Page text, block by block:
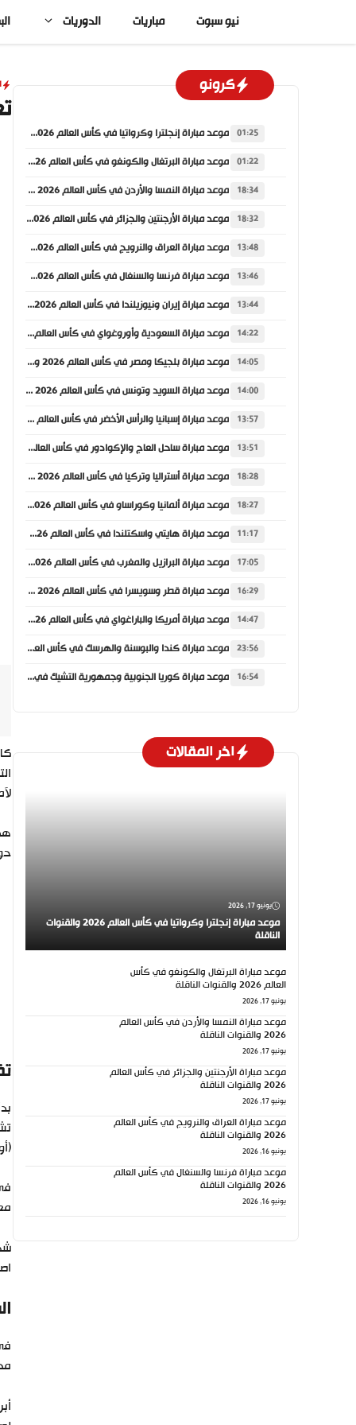
المحتوى
نيو سبوت مباريات الدوريات
كرونو
01:25 موعد مباراة إنجلترا وكرواتيا في كأس العالم 2026 والقنوات الناقلة
01:22 موعد مباراة البرتغال والكونغو في كأس العالم 2026 والقنوات الناقلة
18:34 موعد مباراة النمسا والأردن في كأس العالم 2026 والقنوات الناقلة
18:32 موعد مباراة الأرجنتين والجزائر في كأس العالم 2026 والقنوات الناقلة
13:48 موعد مباراة العراق والنرويج في كأس العالم 2026 والقنوات الناقلة
13:46 موعد مباراة فرنسا والسنغال في كأس العالم 2026 والقنوات الناقلة
13:44 موعد مباراة إيران ونيوزيلندا في كأس العالم 2026 والقنوات الناقلة
14:22 موعد مباراة السعودية وأوروغواي في كأس العالم 2026 والقنوات الناقلة
14:05 موعد مباراة بلجيكا ومصر في كأس العالم 2026 والقنوات الناقلة
14:00 موعد مباراة السويد وتونس في كأس العالم 2026 والقنوات الناقلة
13:57 موعد مباراة إسبانيا والرأس الأخضر في كأس العالم 2026 والقنوات الناقلة
13:51 موعد مباراة ساحل العاج والإكوادور في كأس العالم 2026 والقنوات الناقلة
18:28 موعد مباراة أستراليا وتركيا في كأس العالم 2026 والقنوات الناقلة
18:27 موعد مباراة ألمانيا وكوراساو في كأس العالم 2026 والقنوات الناقلة
11:17 موعد مباراة هايتي واسكتلندا في كأس العالم 2026 والقنوات الناقلة
17:05 موعد مباراة البرازيل والمغرب في كأس العالم 2026 والقنوات الناقلة
16:29 موعد مباراة قطر وسويسرا في كأس العالم 2026 والقنوات الناقلة
14:47 موعد مباراة أمريكا والباراغواي في كأس العالم 2026 والقنوات الناقلة
23:56 موعد مباراة كندا والبوسنة والهرسك في كأس العالم 2026 والقنوات الناقلة
16:54 موعد مباراة كوريا الجنوبية وجمهورية التشيك في كأس العالم 2026 والقنوات الناقلة
اخر المقالات
يونيو 17, 2026
موعد مباراة إنجلترا وكرواتيا في كأس العالم 2026 والقنوات
الناقلة
موعد مباراة البرتغال والكونغو في كأس
العالم 2026 والقنوات الناقلة
يونيو 17, 2026
موعد مباراة النمسا والأردن في كأس العالم
2026 والقنوات الناقلة
يونيو 17, 2026
موعد مباراة الأرجنتين والجزائر في كأس العالم
2026 والقنوات الناقلة
يونيو 17, 2026
موعد مباراة العراق والنرويج في كأس العالم
2026 والقنوات الناقلة
يونيو 16, 2026
موعد مباراة فرنسا والسنغال في كأس العالم
2026 والقنوات الناقلة
يونيو 16, 2026